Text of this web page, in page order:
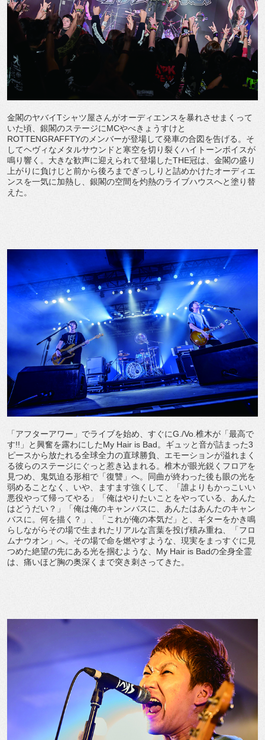
金閣のヤバイTシャツ屋さんがオーディエンスを暴れさせまくって
いた頃、銀閣のステージにMCやべきょうすけと
ROTTENGRAFFTYのメンバーが登場して発車の合図を告げる。そ
してヘヴィなメタルサウンドと寒空を切り裂くハイトーンボイスが
鳴り響く。大きな歓声に迎えられて登場したTHE冠は、金閣の盛り
上がりに負けじと前から後ろまでぎっしりと詰めかけたオーディエ
ンスを一気に加熱し、銀閣の空間を灼熱のライブハウスへと塗り替
えた。
「アフターアワー」でライブを始め、すぐにG./Vo.椎木が「最高で
す!!」と興奮を露わにしたMy Hair is Bad。ギュッと音が詰まった3
ピースから放たれる全球全力の直球勝負、エモーションが溢れまく
る彼らのステージにぐっと惹き込まれる。椎木が眼光鋭くフロアを
見つめ、鬼気迫る形相で「復讐」へ。同曲が終わった後も眼の光を
弱めることなく、いや、ますます強くして、「誰よりもかっこいい
悪役やって帰ってやる」「俺はやりたいことをやっている、あんた
はどうだい？」「俺は俺のキャンバスに、あんたはあんたのキャン
バスに。何を描く？」、「これが俺の本気だ」と、ギターをかき鳴
らしながらその場で生まれたリアルな言葉を投げ積み重ね、「フロ
ムナウオン」へ。その場で命を燃やすような、現実をまっすぐに見
つめた絶望の先にある光を掴むような、My Hair is Badの全身全霊
は、痛いほど胸の奥深くまで突き刺さってきた。